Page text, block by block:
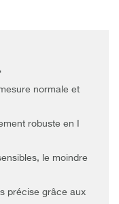
normale et
robuste en I
le moindre
précise grâce aux